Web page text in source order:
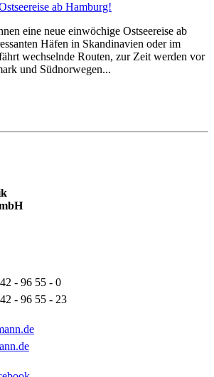
ab Hamburg!
eine neue einwöchige Ostseereise ab
Häfen in Skandinavien oder im
wechselnde Routen, zur Zeit werden vor
und Südnorwegen...
- 96 55 - 0
- 96 55 - 23